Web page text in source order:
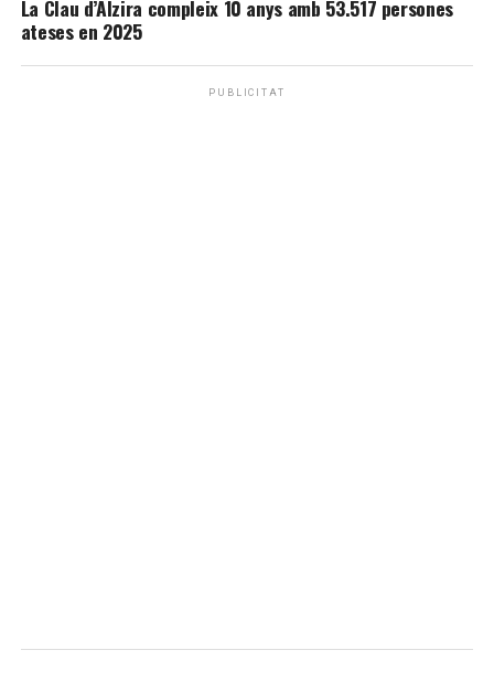
La Clau d’Alzira compleix 10 anys amb 53.517 persones
ateses en 2025
PUBLICITAT